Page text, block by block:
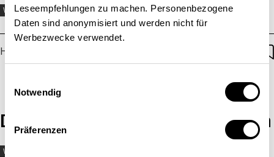
Leseempfehlungen zu machen. Personenbezogene
Daten sind anonymisiert und werden nicht für
Werbezwecke verwendet.
Notwendig
Präferenzen
WIRTSCHAFTSPOLITIK ENERGIE
ROHSTOFFE
TECHNOLOGIE
UMWELT UNTERNEHMEN
Harald Desing
Die Grenzen erneuerbarer Energien
WIRTSCHAFTSPOLITIK